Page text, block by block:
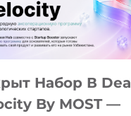
YOUTH
CAMP
ДАЛ
ПОДРОСТКАМ
БИЛЕТ
Набор В Deal
By MOST —